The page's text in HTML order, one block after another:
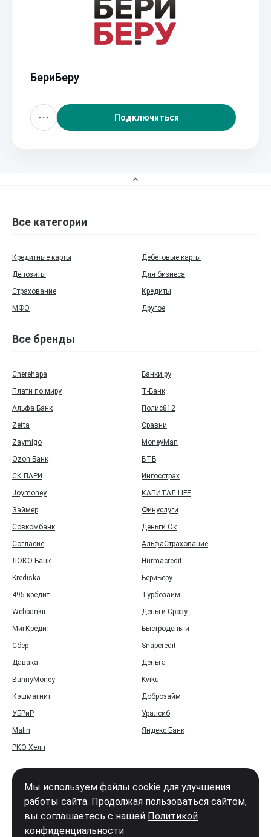
БериБеру
Подключиться
Все категории
Кредитные карты
Дебетовые карты
Депозиты
Для бизнеса
Страхование
Кредиты
МФО
Другое
Все бренды
Cherehapa
Банки.ру
Плати по миру
Т‑Банк
Альфа Банк
Полис812
Zetta
Сравни
Zaymigo
MoneyMan
Ozon Банк
ВТБ
СК ПАРИ
Ингосстрах
Joymoney
КАПИТАЛ LIFE
Займер
Финуслуги
Совкомбанк
Деньги Ок
Согласие
АльфаСтрахование
ЛОКО-Банк
Hurmacredit
Krediska
БериБеру
495 кредит
Турбозайм
Webbankir
Деньги Сразу
МигКредит
Быстроденьги
Сбер
Snapcredit
Давака
Деньга
BunnyMoney
Kviku
Кэшмагнит
Доброзайм
УБРиР
Уралсиб
Mafin
Яндекс Банк
РКО Хелп
Мы используем файлы cookie для улучшения
работы сайта. Продолжая пользоваться сайтом,
вы соглашаетесь с нашей Политикой
конфиденциальности